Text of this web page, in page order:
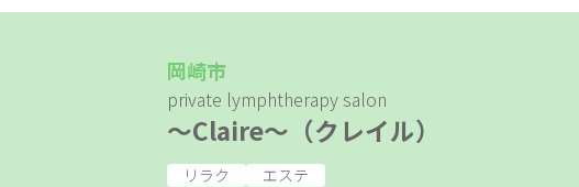
岡崎市
private lymphtherapy salon
～Claire～（クレイル）
リラク エステ